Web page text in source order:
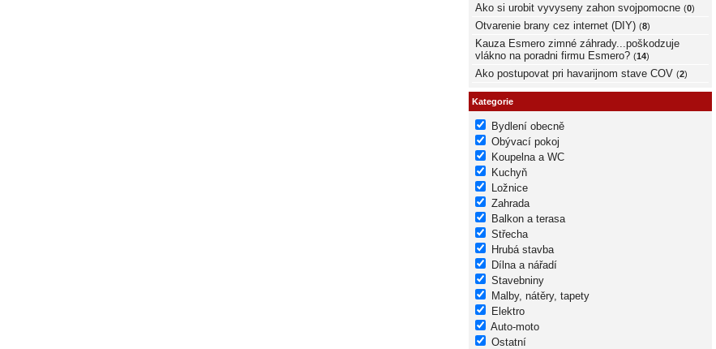
Ako si urobit vyvyseny zahon svojpomocne (0)
Otvarenie brany cez internet (DIY) (8)
Kauza Esmero zimné záhrady...poškodzuje
vlákno na poradni firmu Esmero? (14)
Ako postupovat pri havarijnom stave COV (2)
Kategorie
Bydlení obecně
Obývací pokoj
Koupelna a WC
Kuchyň
Ložnice
Zahrada
Balkon a terasa
Střecha
Hrubá stavba
Dílna a nářadí
Stavebniny
Malby, nátěry, tapety
Elektro
Auto-moto
Ostatní